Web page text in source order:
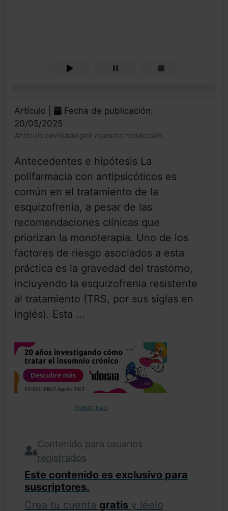
Artículo |
Fecha de publicación:
20/05/2025
Artículo revisado por nuestra redacción
Antecedentes e hipótesis La
polifarmacia con antipsicóticos es
común en el tratamiento de la
esquizofrenia, a pesar de las
recomendaciones clínicas que
priorizan la monoterapia. Uno de los
factores de riesgo asociados a esta
práctica es la gravedad del trastorno,
incluyendo la esquizofrenia resistente
al tratamiento (TRS, por sus siglas en
inglés). Esta ...
PUBLICIDAD
Contenido para usuarios
registrados
Este contenido es exclusivo para
suscriptores.
Crea tu cuenta gratis y léelo